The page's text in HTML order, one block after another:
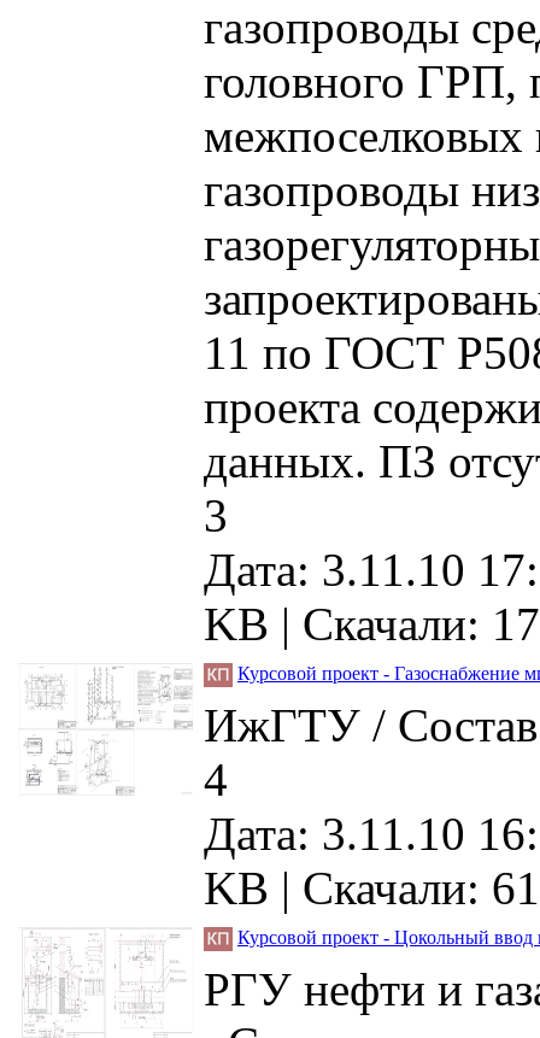
газопроводы
головного ГРП,
межпоселковых
газопроводы
11 по ГОСТ
проекта
данных. ПЗ
3
Дата: 3.11.10
KB | Скачали:
Курсовой проект - Газоснабжение
ИжГТУ /
4
Дата: 3.11.10
KB | Скачали: 61
Курсовой проект - Цокольный ввод
РГУ нефти и